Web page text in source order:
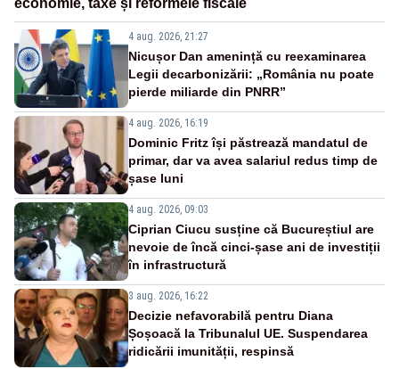
4 aug. 2026, 21:27
Nicușor Dan amenință cu reexaminarea
Legii decarbonizării: „România nu poate
pierde miliarde din PNRR”
4 aug. 2026, 16:19
Dominic Fritz își păstrează mandatul de
primar, dar va avea salariul redus timp de
șase luni
4 aug. 2026, 09:03
Ciprian Ciucu susține că Bucureștiul are
nevoie de încă cinci-șase ani de investiții
în infrastructură
3 aug. 2026, 16:22
Decizie nefavorabilă pentru Diana
Șoșoacă la Tribunalul UE. Suspendarea
ridicării imunității, respinsă